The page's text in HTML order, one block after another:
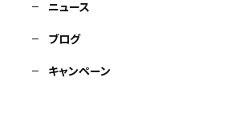
ニュース
ブログ
キャンペーン